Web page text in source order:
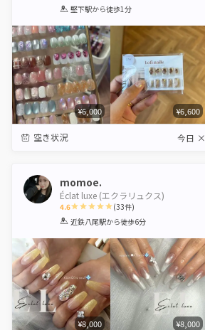
1 2 3 4 5
堅下駅から徒歩1分
¥6,000 ¥6,600
空き状況 今日 ×
momoe.
Éclat luxe (エクラリュクス)
4.6
1 2 3 4 5
(33件)
近鉄八尾駅から徒歩6分
¥8,000 ¥8,000